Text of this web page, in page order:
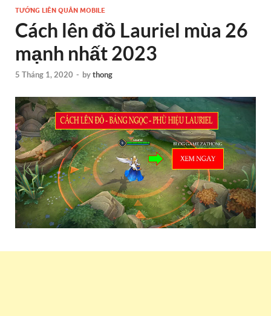
TƯỚNG LIÊN QUÂN MOBILE
Cách lên đồ Lauriel mùa 26
mạnh nhất 2023
5 Tháng 1, 2020 - bythong